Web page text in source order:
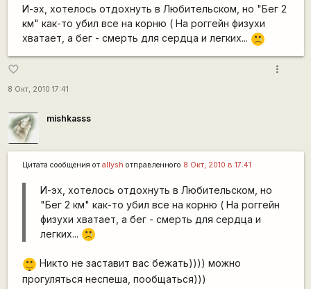
И-эх, хотелось отдохнуть в Любительском, но "Бег 2
км" как-то убил все на корню ( На роггейн физухи
хватает, а бег - смерть для сердца и легких... :'(
favorite_border
8 Окт, 2010 17:41
more_vert
mishkasss
Цитата сообщения от allysh отправленного 8 Окт, 2010 в 17:41
И-эх, хотелось отдохнуть в Любительском, но
"Бег 2 км" как-то убил все на корню ( На роггейн
физухи хватает, а бег - смерть для сердца и
легких... :'(
|-)
_)
Никто не заставит вас бежать)))) можно
прогуляться неспеша, пообщаться)))